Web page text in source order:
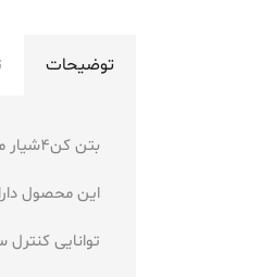
توضیحات
بتن کن4شیار میلواکی مدل PH26X
این محصول دارای مته گیر 4شیار می باشد و
توانایی